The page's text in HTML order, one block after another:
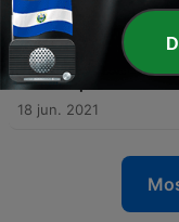
vraie) ! 🔑🏆
26 nov. 2021
3 - Joseph ou
18 jun. 2021